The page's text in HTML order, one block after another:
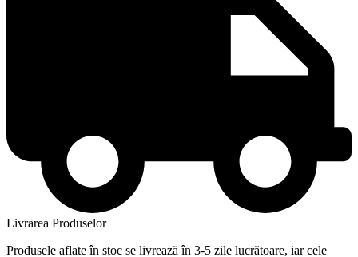
Livrarea Produselor
Produsele aflate în stoc se livrează în 3-5 zile lucrătoare, iar cele